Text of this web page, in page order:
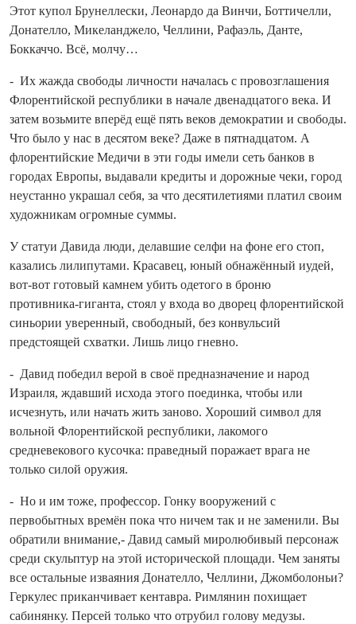
Этот купол Брунеллески, Леонардо да Винчи, Боттичелли,
Донателло, Микеланджело, Челлини, Рафаэль, Данте,
Боккаччо. Всё, молчу…
- Их жажда свободы личности началась с провозглашения
Флорентийской респуб­лики в начале двена­дцатого века. И
затем возьмите вперёд ещё пять веков демократии и свободы.
Что было у нас в десятом веке? Даже в пятна­дцатом. А
флорентийские Медичи в эти годы имели сеть банков в
городах Европы, выдавали кредиты и дорожные чеки, город
неустанно украшал себя, за что десятилетиями платил своим
художникам огромные суммы.
У статуи Давида люди, делавшие селфи на фоне его стоп,
казались лилипутами. Красавец, юный обнажённый иудей,
вот‑вот готовый камнем убить одетого в броню
противника‑гиганта, стоял у входа во дворец флорентийской
синьории уверенный, свободный, без конвульсий
предстоящей схватки. Лишь лицо гневно.
- Давид победил верой в своё предназначение и народ
Израиля, ждавший исхода этого поединка, чтобы или
исчезнуть, или начать жить заново. Хороший символ для
вольной Флорентийской респуб­лики, лакомого
средневекового кусочка: праведный поражает врага не
только силой оружия.
- Но и им тоже, профессор. Гонку вооружений с
первобытных времён пока что ничем так и не заменили. Вы
обратили внимание,- Давид самый миролюбивый персонаж
среди скульп­тур на этой исторической площади. Чем заняты
все остальные изваяния Донателло, Челлини, Джомболоньи?
Геркулес приканчивает кентавра. Римлянин похищает
сабинянку. Персей только что отрубил голову медузы.